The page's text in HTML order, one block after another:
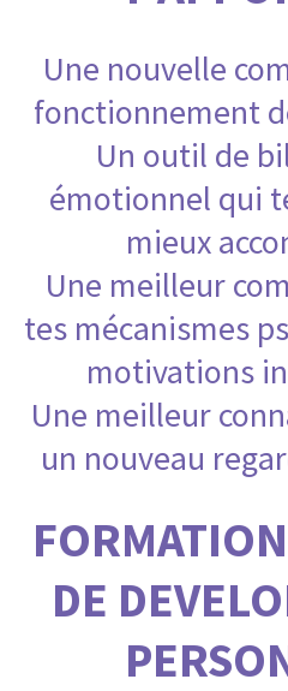
Une nouvelle
fonctionnement
Un outil de
émotionnel qui
mieux
Une meilleur
tes mécanismes
motivations
Une meilleur
un nouveau
DE